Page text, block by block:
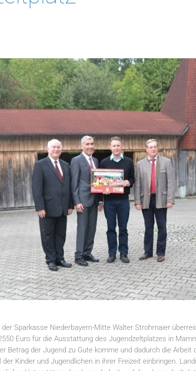
Sparkasse Niederbayern-Mitte Walter Strohmaier
Euro für die Ausstattung des Jugendzeltplatzes in
Betrag der Jugend zu Gute komme und dadurch die
Kinder und Jugendlichen in ihrer Freizeit einbringen.